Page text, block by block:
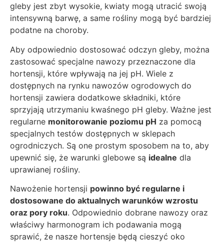
gleby jest zbyt wysokie, kwiaty mogą utracić swoją
intensywną barwę, a same rośliny mogą być bardziej
podatne na choroby.
Aby odpowiednio dostosować odczyn gleby, można
zastosować specjalne nawozy przeznaczone dla
hortensji, które wpływają na jej pH. Wiele z
dostępnych na rynku nawozów ogrodowych do
hortensji zawiera dodatkowe składniki, które
sprzyjają utrzymaniu kwaśnego pH gleby. Ważne jest
regularne monitorowanie poziomu pH za pomocą
specjalnych testów dostępnych w sklepach
ogrodniczych. Są one prostym sposobem na to, aby
upewnić się, że warunki glebowe są idealne dla
uprawianej rośliny.
Nawożenie hortensji powinno być regularne i
dostosowane do aktualnych warunków wzrostu
oraz pory roku. Odpowiednio dobrane nawozy oraz
właściwy harmonogram ich podawania mogą
sprawić, że nasze hortensje będą cieszyć oko